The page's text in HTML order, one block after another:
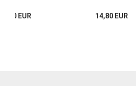
EUR 14,80 EUR